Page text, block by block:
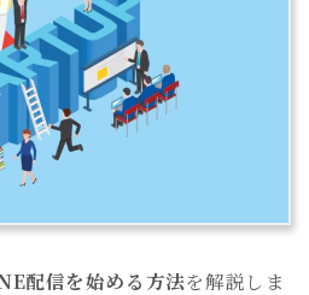
配信を始める方法を解説しま